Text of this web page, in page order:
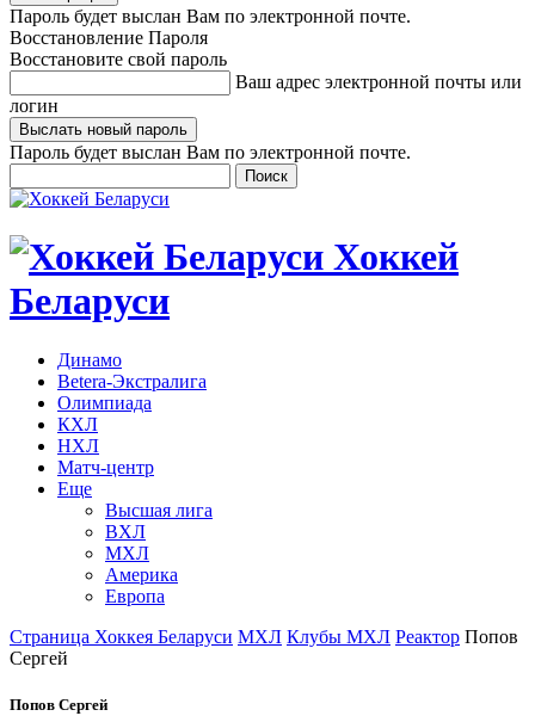
Пароль будет выслан Вам по электронной почте.
Восстановление Пароля
Восстановите свой пароль
Ваш адрес электронной почты или
логин
Пароль будет выслан Вам по электронной почте.
Хоккей
Беларуси
Динамо
Betera-Экстралига
Олимпиада
КХЛ
НХЛ
Матч-центр
Еще
Высшая лига
ВХЛ
МХЛ
Америка
Европа
Страница Хоккея Беларуси МХЛ Клубы МХЛ Реактор Попов
Сергей
Попов Сергей